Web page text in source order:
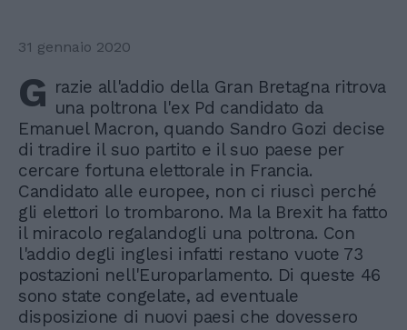
31 gennaio 2020
G razie all'addio della Gran Bretagna ritrova
una poltrona l'ex Pd candidato da
Emanuel Macron, quando Sandro Gozi decise
di tradire il suo partito e il suo paese per
cercare fortuna elettorale in Francia.
Candidato alle europee, non ci riuscì perché
gli elettori lo trombarono. Ma la Brexit ha fatto
il miracolo regalandogli una poltrona. Con
l'addio degli inglesi infatti restano vuote 73
postazioni nell'Europarlamento. Di queste 46
sono state congelate, ad eventuale
disposizione di nuovi paesi che dovessero